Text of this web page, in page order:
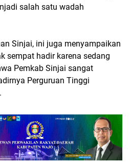
salah satu wadah
Sinjai, ini juga menyampaikan
sempat hadir karena sedang
Pemkab Sinjai sangat
Perguruan Tinggi